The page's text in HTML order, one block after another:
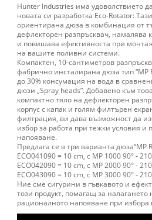
Hunter Industries има удоволствието
новата си разработка Eco‐Rotator:
ориентирана дюза в комбинация от
дефлекторен разпръсквач, намалява
и повишава ефективноста при
на вашите поливни системи.
Компактен, 10‐сантиметров
фабрично инсталирана дюза тип “MP
до 30% консумация на вода в
дюзи „Spray heads”. Добавено към
компактно тяло на дефлекторен
корпус с капак и голям филтърен
филтрация, ви дава възможност да
избор за работа при тежки условия и
напояване.
Предлага се в три варианта дюза“MP
ECO041090 = 10 cm, с MP 1000 90° ‐
ECO042090 = 10 cm, с MP 2000 90° ‐
ECO043090 = 10 cm, с MP 3000 90° ‐
Ние сме сигурини в гъвкавото и
този продукт, помагащ за налагането
рационалното напояване при избора